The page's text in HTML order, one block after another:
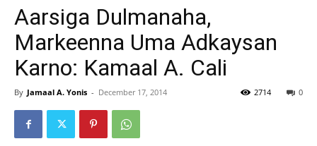
Aarsiga Dulmanaha,
Markeenna Uma Adkaysan
Karno: Kamaal A. Cali
By Jamaal A. Yonis - December 17, 2014 0
2714